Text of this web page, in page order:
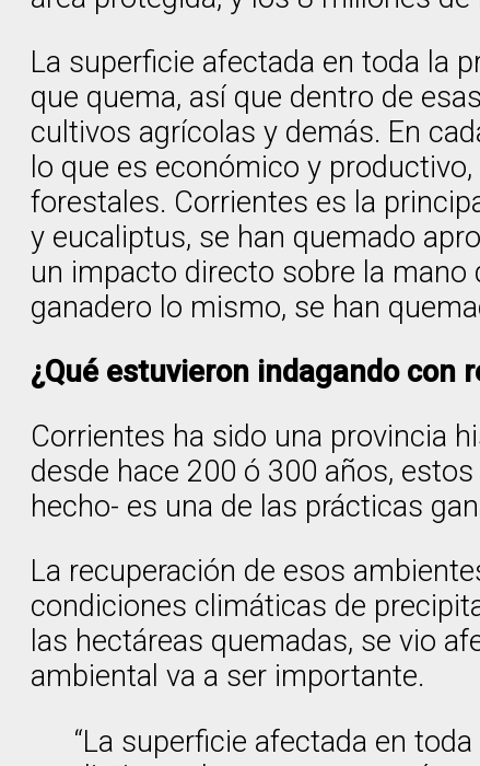
La superficie afectada en toda la
que quema, así que dentro de
cultivos agrícolas y demás. En
lo que es económico y
forestales. Corrientes es la
y eucaliptus, se han quemado
un impacto directo sobre la mano
ganadero lo mismo, se han
¿Qué estuvieron indagando con
Corrientes ha sido una provincia
desde hace 200 ó 300 años,
hecho- es una de las prácticas
La recuperación de esos
condiciones climáticas de
las hectáreas quemadas, se vio
ambiental va a ser importante.
“La superficie afectada en